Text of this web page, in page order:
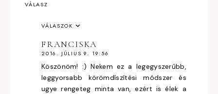
VÁLASZ
VÁLASZOK
FRANCISKA
2016. JÚLIUS 9. 19:56
Köszönöm! :) Nekem ez a legegyszerűbb,
leggyorsabb körömdíszítési módszer és
ugye rengeteg minta van, ezért is élek a